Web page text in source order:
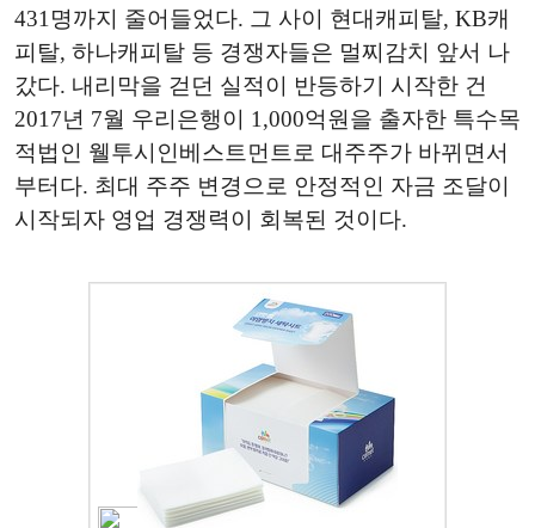
431명까지 줄어들었다. 그 사이 현대캐피탈, KB캐
피탈, 하나캐피탈 등 경쟁자들은 멀찌감치 앞서 나
갔다. 내리막을 걷던 실적이 반등하기 시작한 건
2017년 7월 우리은행이 1,000억원을 출자한 특수목
적법인 웰투시인베스트먼트로 대주주가 바뀌면서
부터다. 최대 주주 변경으로 안정적인 자금 조달이
시작되자 영업 경쟁력이 회복된 것이다.